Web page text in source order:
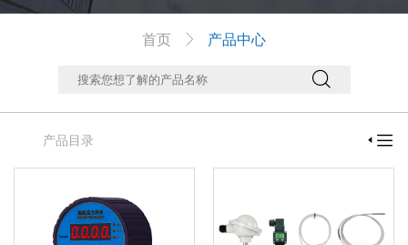
首页  产品中心

产品目录  